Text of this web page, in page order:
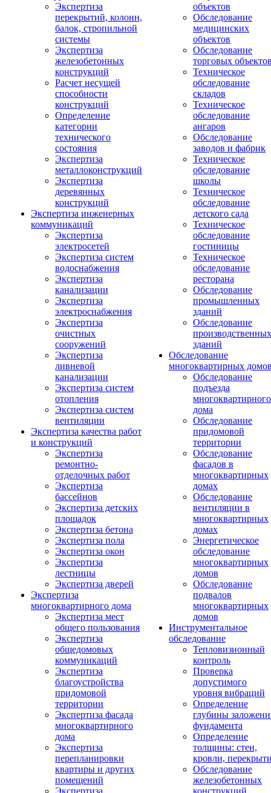
Экспертиза
перекрытий, колонн,
балок, стропильной
системы
Экспертиза
железобетонных
конструкций
Расчет несущей
способности
конструкций
Определение
категории
технического
состояния
Экспертиза
металлоконструкций
Экспертиза
деревянных
конструкций
Экспертиза инженерных
коммуникаций
Экспертиза
электросетей
Экспертиза систем
водоснабжения
Экспертиза
канализации
Экспертиза
электроснабжения
Экспертиза
очистных
сооружений
Экспертиза
ливневой
канализации
Экспертиза систем
отопления
Экспертиза систем
вентиляции
Экспертиза качества работ
и конструкций
Экспертиза
ремонтно-
отделочных работ
Экспертиза
бассейнов
Экспертиза детских
площадок
Экспертиза бетона
Экспертиза пола
Экспертиза окон
Экспертиза
лестницы
Экспертиза дверей
Экспертиза
многоквартирного дома
Экспертиза мест
общего пользования
Экспертиза
общедомовых
коммуникаций
Экспертиза
благоустройства
придомовой
территории
Экспертиза фасада
многоквартирного
дома
Экспертиза
перепланировки
квартиры и других
помещений
Экспертиза
объектов
Обследование
медицинских
объектов
Обследование
торговых
Техническое
обследование
складов
Техническое
обследование
ангаров
Обследование
заводов и фабрик
Техническое
обследование
школы
Техническое
обследование
детского сада
Техническое
обследование
гостиницы
Техническое
обследование
ресторана
Обследование
промышленных
зданий
Обследование
производственных
зданий
Обследование
многоквартирных
Обследование
подъезда
многоквартирного
дома
Обследование
придомовой
территории
Обследование
фасадов в
многоквартирных
домах
Обследование
вентиляции в
многоквартирных
домах
Энергетическое
обследование
многоквартирных
домов
Обследование
подвалов
многоквартирных
домов
Инструментальное
обследование
Тепловизионный
контроль
Проверка
допустимого
уровня вибраций
Определение
глубины
фундамента
Определение
толщины: стен,
кровли,
Обследование
железобетонных
конструкций